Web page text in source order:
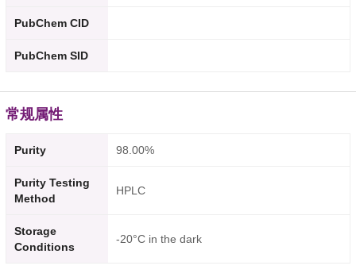
PubChem CID
PubChem SID
常规属性
Purity 98.00%
Purity Testing
Method
HPLC
Storage
Conditions
-20°C in the dark